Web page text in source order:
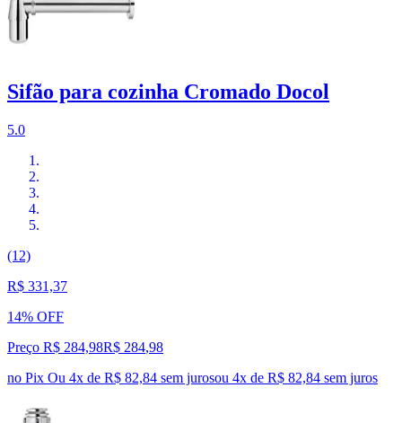
Sifão para cozinha Cromado Docol
5.0
(12)
R$ 331,37
14% OFF
Preço R$ 284,98R$ 284,98
no Pix Ou 4x de R$ 82,84 sem jurosou 4x de R$ 82,84 sem juros